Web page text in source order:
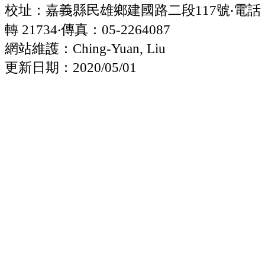
校址：嘉義縣民雄鄉建國路二段117號‧電話
轉 21734‧傳真：05-2264087
網站維護：Ching-Yuan, Liu
更新日期：2020/05/01